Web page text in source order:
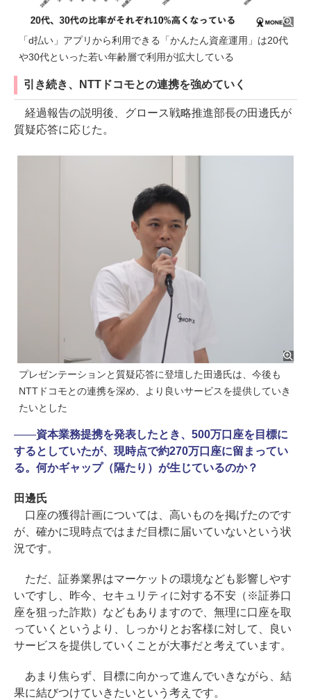
「d払い」アプリから利用できる「かんたん資産運用」は20代
や30代といった若い年齢層で利用が拡大している
引き続き、NTTドコモとの連携を強めていく
経過報告の説明後、グロース戦略推進部長の田邊氏が
質疑応答に応じた。
プレゼンテーションと質疑応答に登壇した田邊氏は、今後も
NTTドコモとの連携を深め、より良いサービスを提供していき
たいとした
――資本業務提携を発表したとき、500万口座を目標に
するとしていたが、現時点で約270万口座に留まってい
る。何かギャップ（隔たり）が生じているのか？
田邊氏
口座の獲得計画については、高いものを掲げたのです
が、確かに現時点ではまだ目標に届いていないという状
況です。
ただ、証券業界はマーケットの環境なども影響しやす
いですし、昨今、セキュリティに対する不安（※証券口
座を狙った詐欺）などもありますので、無理に口座を取
っていくというより、しっかりとお客様に対して、良い
サービスを提供していくことが大事だと考えています。
あまり焦らず、目標に向かって進んでいきながら、結
果に結びつけていきたいという考えです。